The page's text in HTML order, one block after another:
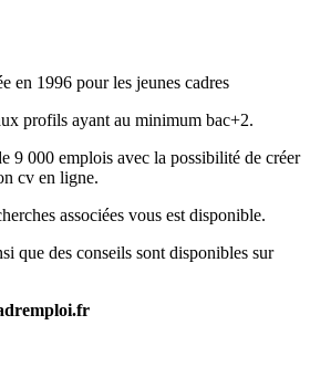
en 1996 pour les jeunes cadres
profils ayant au minimum bac+2.
9 000 emplois avec la possibilité de créer
cv en ligne.
associées vous est disponible.
que des conseils sont disponibles sur